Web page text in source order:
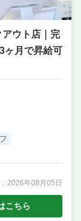
アウト店｜完
ヶ月で昇給可
／ サービス・
前 ／ 店長候
・板長な
2026年08月05日
こちら